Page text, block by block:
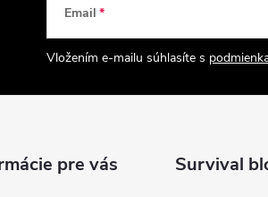
Email
Vložením e-mailu súhlasíte s
pre vás Survival